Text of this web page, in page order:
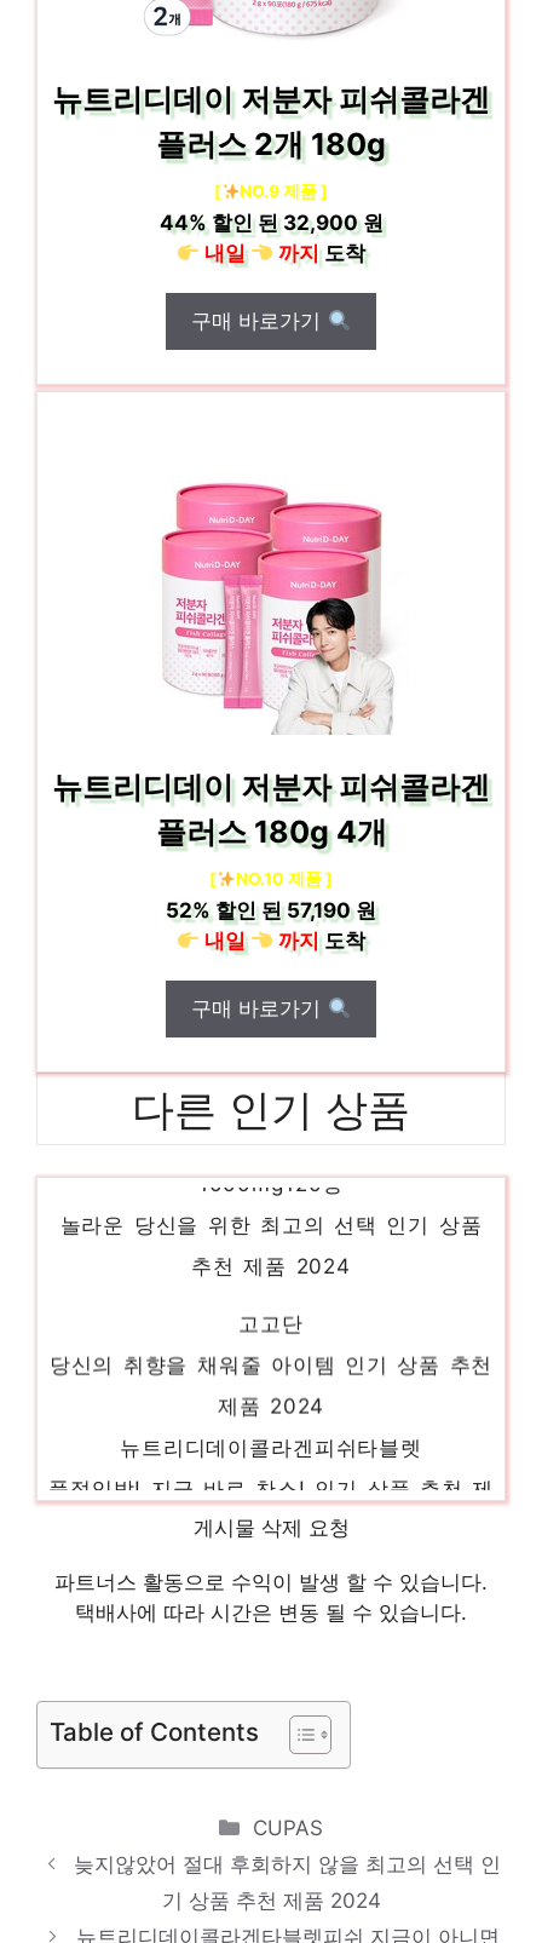
뉴트리디데이 저분자 피쉬콜라겐
플러스 2개 180g
[ NO.9 제품 ]
44%할인 된32,900 원
내일
까지도착
구매 바로가기
뉴트리디데이 저분자 피쉬콜라겐
플러스 180g 4개
[ NO.10 제품 ]
52%할인 된57,190 원
내일
까지도착
구매 바로가기
다른 인기 상품
뉴트리디데이아르기닌유유헬스케어
1000mg120정
놀라운 당신을 위한 최고의 선택 인기 상품
추천 제품 2024
당신의 취향을 채워줄 아이템 인기 상품 추천
제품 2024
뉴트리디데이콜라겐피쉬타블렛
품절임박! 지금 바로 찬스! 인기 상품 추천 제
품 2024
당신만의 독특한 스타일링 인기 상품 추천 제
품 2024
일상에 빛을 더하는 최고의 아이템 인기 상품
추천 제품 2024
일상에 반짝임을 추가하세요 인기 상품 추천
제품 2024
뉴트리디데이콜라겐타블렛저분자
게시물 삭제 요청
파트너스 활동으로 수익이 발생 할 수 있습니다.
택배사에 따라 시간은 변동 될 수 있습니다.
Table of Contents
Categories
CUPAS
늦지않았어 절대 후회하지 않을 최고의 선택 인
기 상품 추천 제품 2024
뉴트리디데이콜라겐타블렛피쉬 지금이 아니면